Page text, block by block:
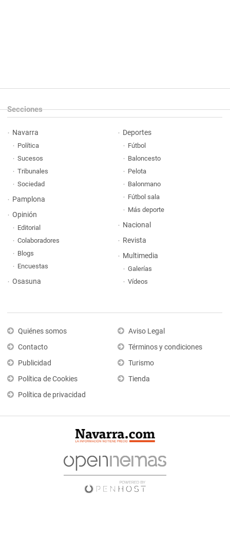
Secciones
Navarra
Política
Sucesos
Tribunales
Sociedad
Pamplona
Opinión
Editorial
Colaboradores
Blogs
Encuestas
Osasuna
Deportes
Fútbol
Baloncesto
Pelota
Balonmano
Fútbol sala
Más deporte
Nacional
Revista
Multimedia
Galerías
Vídeos
Quiénes somos
Contacto
Publicidad
Política de Cookies
Política de privacidad
Aviso Legal
Términos y condiciones
Turismo
Tienda